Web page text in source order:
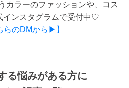
カラーのファッションや、コス
インスタグラムで受付中♡
らのDMから▶】
る悩みがある方に